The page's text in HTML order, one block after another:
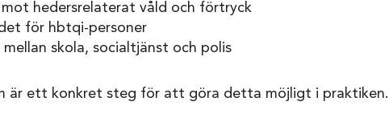
hedersrelaterat våld och förtryck
för hbtqi-personer
mellan skola, socialtjänst och polis
är ett konkret steg för att göra detta möjligt i praktiken.